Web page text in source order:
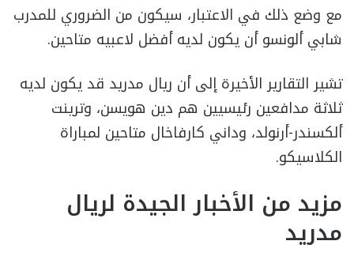
مع وضع ذلك في الاعتبار، سيكون من الضروري للمدرب
شابي ألونسو أن يكون لديه أفضل لاعبيه متاحين.
تشير التقارير الأخيرة إلى أن ريال مدريد قد يكون لديه
ثلاثة مدافعين رئيسيين هم دين هويسن، وترينت
ألكسندر-أرنولد، وداني كارفاخال متاحين لمباراة
الكلاسيكو.
مزيد من الأخبار الجيدة لريال
مدريد